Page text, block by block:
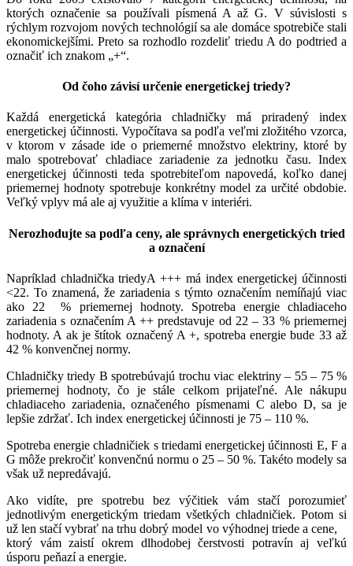
ktorých označenie sa používali písmená A až G. V súvislosti s
rýchlym rozvojom nových technológií sa ale domáce spotrebiče stali
ekonomickejšími. Preto sa rozhodlo rozdeliť triedu A do podtried a
označiť ich znakom „+“.
Od čoho závisí určenie energetickej triedy?
Každá energetická kategória chladničky má priradený index
energetickej účinnosti. Vypočítava sa podľa veľmi zložitého vzorca,
v ktorom v zásade ide o priemerné množstvo elektriny, ktoré by
malo spotrebovať chladiace zariadenie za jednotku času. Index
energetickej účinnosti teda spotrebiteľom napovedá, koľko danej
priemernej hodnoty spotrebuje konkrétny model za určité obdobie.
Veľký vplyv má ale aj využitie a klíma v interiéri.
Nerozhodujte sa podľa ceny, ale správnych energetických tried
a označení
Napríklad chladnička triedyA +++ má index energetickej účinnosti
<22. To znamená, že zariadenia s týmto označením nemíňajú viac
ako 22 % priemernej hodnoty. Spotreba energie chladiaceho
zariadenia s označením A ++ predstavuje od 22 – 33 % priemernej
hodnoty. A ak je štítok označený A +, spotreba energie bude 33 až
42 % konvenčnej normy.
Chladničky triedy B spotrebúvajú trochu viac elektriny – 55 – 75 %
priemernej hodnoty, čo je stále celkom prijateľné. Ale nákupu
chladiaceho zariadenia, označeného písmenami C alebo D, sa je
lepšie zdržať. Ich index energetickej účinnosti je 75 – 110 %.
Spotreba energie chladničiek s triedami energetickej účinnosti E, F a
G môže prekročiť konvenčnú normu o 25 – 50 %. Takéto modely sa
však už nepredávajú.
Ako vidíte, pre spotrebu bez výčitiek vám stačí porozumieť
jednotlivým energetickým triedam všetkých chladničiek. Potom si
už len stačí vybrať na trhu dobrý model vo výhodnej triede a cene,
ktorý vám zaistí okrem dlhodobej čerstvosti potravín aj veľkú
úsporu peňazí a energie.